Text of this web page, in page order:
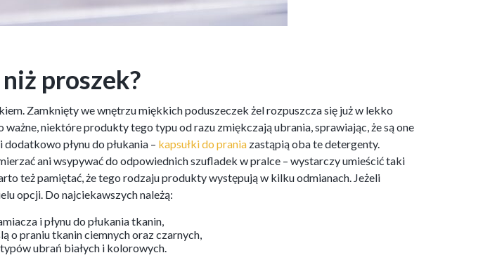
proszek?
Zamknięty we wnętrzu miękkich poduszeczek żel rozpuszcza się już w lekko
niektóre produkty tego typu od razu zmiękczają ubrania, sprawiając, że są one
płynu do płukania – kapsułki do prania zastąpią oba te detergenty.
ani wsypywać do odpowiednich szufladek w pralce – wystarczy umieścić taki
też pamiętać, że tego rodzaju produkty występują w kilku odmianach. Jeżeli
opcji. Do najciekawszych należą:
i płynu do płukania tkanin,
o praniu tkanin ciemnych oraz czarnych,
ubrań białych i kolorowych.